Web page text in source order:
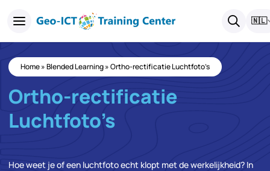
🇳🇱
Home»Blended Learning»Ortho-rectificatie Luchtfoto’s
Ortho-rectificatie
Luchtfoto’s
Hoe weet je of een luchtfoto echt klopt met de werkelijkheid? In